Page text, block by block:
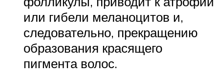
или гибели меланоцитов и,
следовательно, прекращению
образования красящего
пигмента волос.